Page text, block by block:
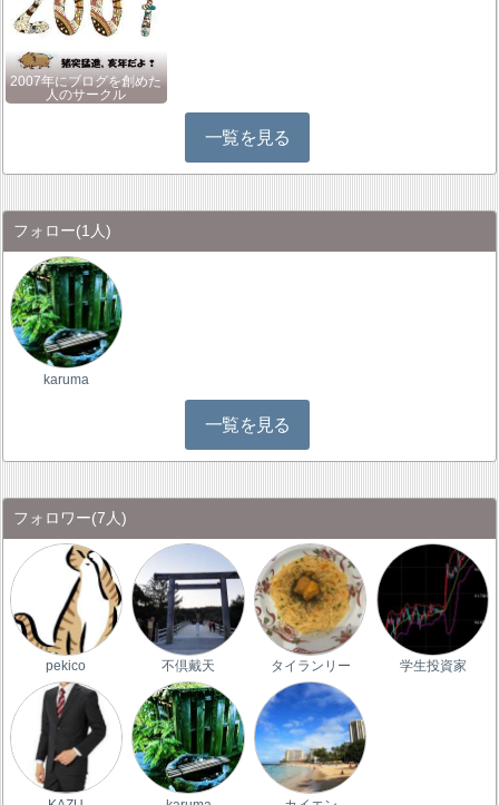
2007年にブログを創めた
人のサークル
一覧を見る
フォロー(1人)
karuma
一覧を見る
フォロワー(7人)
pekico 不倶戴天 タイランリー 学生投資家